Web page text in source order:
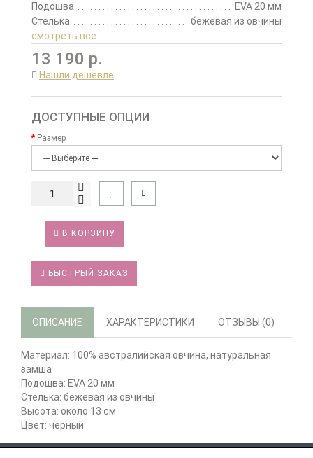
Подошва
EVA 20 мм
Стелька
бежевая из овчины
смотреть все
13 190 р.
Нашли дешевле
ДОСТУПНЫЕ ОПЦИИ
Размер
В КОРЗИНУ
БЫСТРЫЙ ЗАКАЗ
ОПИСАНИЕ ХАРАКТЕРИСТИКИ ОТЗЫВЫ (0)
Материал: 100% австралийская овчина, натуральная
замша
Подошва: EVA 20 мм
Стелька: бежевая из овчины
Высота: около 13 см
Цвет: черный